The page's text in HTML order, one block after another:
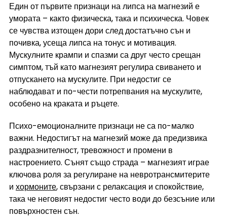
Един от първите признаци на липса на магнезий е
умората – както физическа, така и психическа. Човек
се чувства изтощен дори след достатъчно сън и
почивка, усеща липса на тонус и мотивация.
Мускулните крампи и спазми са друг често срещан
симптом, тъй като магнезият регулира свиването и
отпускането на мускулите. При недостиг се
наблюдават и по-чести потрепвания на мускулите,
особено на краката и ръцете.
Психо-емоционалните признаци не са по-малко
важни. Недостигът на магнезий може да предизвика
раздразнителност, тревожност и промени в
настроението. Сънят също страда – магнезият играе
ключова роля за регулиране на невротрансмитерите
и хормоните, свързани с релаксация и спокойствие,
така че неговият недостиг често води до безсъние или
повърхностен сън.